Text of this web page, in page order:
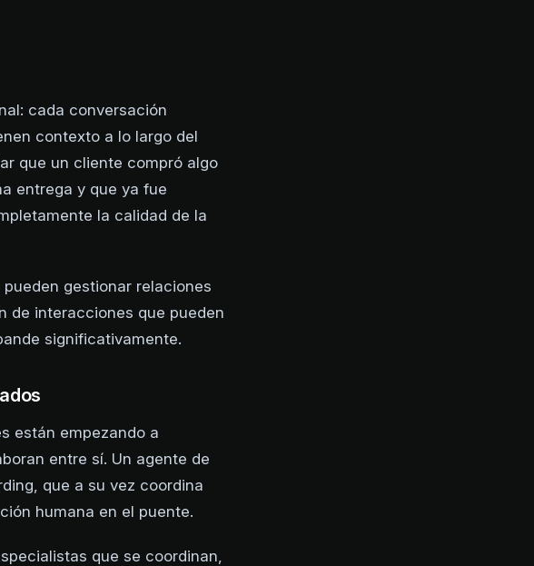
cada conversación
contexto a lo largo del
que un cliente compró algo
entrega y que ya fue
la calidad de la
gestionar relaciones
de interacciones que pueden
significativamente.
están empezando a
entre sí. Un agente de
que a su vez coordina
humana en el puente.
que se coordinan,